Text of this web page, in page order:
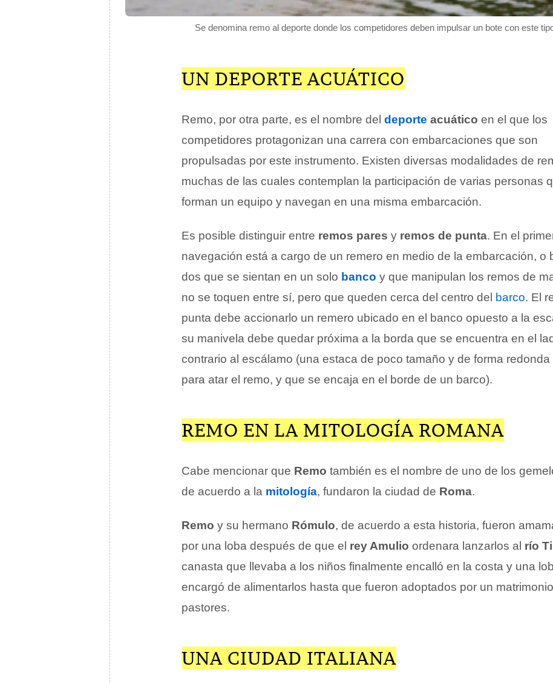
Se denomina remo al deporte donde los competidores deben impulsar un bote con este
UN DEPORTE ACUÁTICO
Remo, por otra parte, es el nombre del deporte acuático en el que los
competidores protagonizan una carrera con embarcaciones que son
propulsadas por este instrumento. Existen diversas modalidades de
muchas de las cuales contemplan la participación de varias personas
forman un equipo y navegan en una misma embarcación.
Es posible distinguir entre remos pares y remos de punta. En el
navegación está a cargo de un remero en medio de la embarcación, o
dos que se sientan en un solo banco y que manipulan los remos de
no se toquen entre sí, pero que queden cerca del centro del
barco. El
punta debe accionarlo un remero ubicado en el banco opuesto a la
su manivela debe quedar próxima a la borda que se encuentra en el
contrario al escálamo (una estaca de poco tamaño y de forma redonda
para atar el remo, y que se encaja en el borde de un barco).
REMO EN LA MITOLOGÍA ROMANA
Cabe mencionar que Remo también es el nombre de uno de los
de acuerdo a la mitología, fundaron la ciudad de Roma.
Remo y su hermano Rómulo, de acuerdo a esta historia, fueron
por una loba después de que el rey Amulio ordenara lanzarlos al río
canasta que llevaba a los niños finalmente encalló en la costa y una
encargó de alimentarlos hasta que fueron adoptados por un
pastores.
UNA CIUDAD ITALIANA